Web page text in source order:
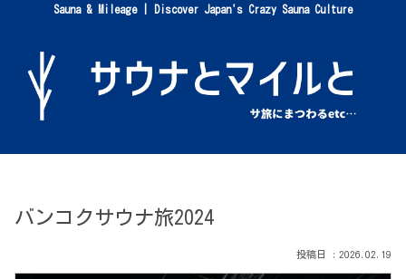
Sauna & Mileage | Discover Japan's Crazy Sauna Culture
バンコクサウナ旅2024
2026.02.19